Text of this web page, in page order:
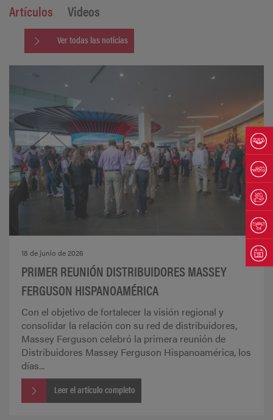
Artículos Videos
Ver todas las noticias
18 de junio de 2026
PRIMER REUNIÓN DISTRIBUIDORES MASSEY
FERGUSON HISPANOAMÉRICA
Con el objetivo de fortalecer la visión regional y
consolidar la relación con su red de distribuidores,
Massey Ferguson celebró la primera reunión de
Distribuidores Massey Ferguson Hispanoamérica, los
días...
Leer el artículo completo